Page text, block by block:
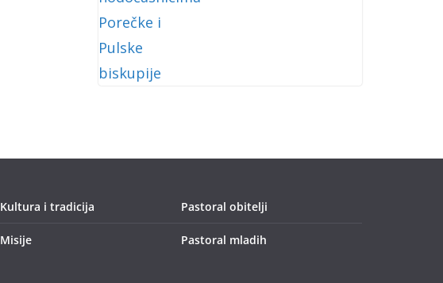
Kultura i tradicija
Misije
Pastoral obitelji
Pastoral mladih